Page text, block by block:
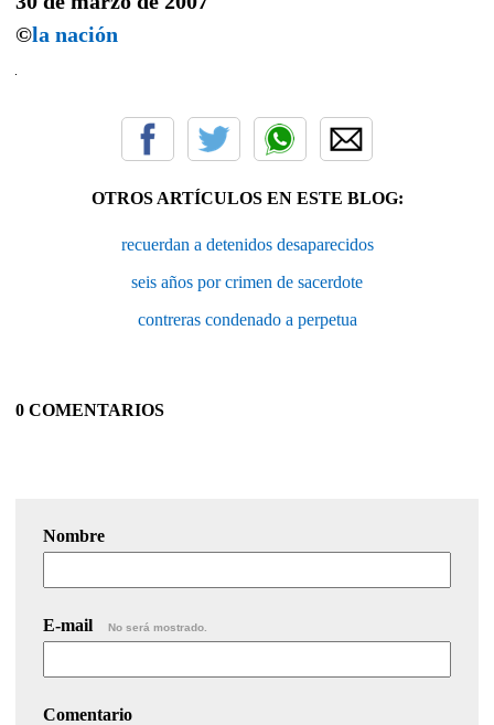
©la nación
OTROS ARTÍCULOS EN ESTE BLOG:
recuerdan a detenidos desaparecidos
seis años por crimen de sacerdote
contreras condenado a perpetua
0 COMENTARIOS
Nombre
E-mail No será mostrado.
Comentario